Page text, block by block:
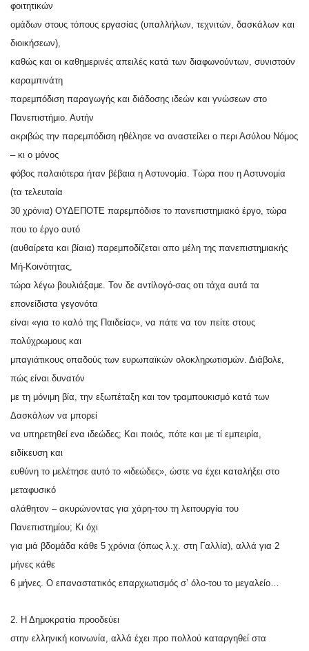
φοιτητικών
ομάδων στους τόπους εργασίας (υπαλλήλων, τεχνιτών, δασκάλων και
διοικήσεων),
καθώς και οι καθημερινές απειλές κατά των διαφωνούντων, συνιστούν
καραμπινάτη
παρεμπόδιση παραγωγής και διάδοσης ιδεών και γνώσεων στο
Πανεπιστήμιο. Αυτήν
ακριβώς την παρεμπόδιση ηθέλησε να αναστείλει ο περι Ασύλου Νόμος
– κι ο μόνος
φόβος παλαιότερα ήταν βέβαια η Αστυνομία. Τώρα που η Αστυνομία
(τα τελευταία
30 χρόνια) ΟΥΔΕΠΟΤΕ παρεμπόδισε το πανεπιστημιακό έργο, τώρα
που το έργο αυτό
(αυθαίρετα και βίαια) παρεμποδίζεται απο μέλη της πανεπιστημιακής
Μή-Κοινότητας,
τώρα λέγω βουλιάξαμε. Τον δε αντίλογό-σας οτι τάχα αυτά τα
επονείδιστα γεγονότα
είναι «για το καλό της Παιδείας», να πάτε να τον πείτε στους
πολύχρωμους και
μπαγιάτικους οπαδούς των ευρωπαϊκών ολοκληρωτισμών. Διάβολε,
πώς είναι δυνατόν
με τη μόνιμη βία, την εξωπέταξη και τον τραμπουκισμό κατά των
Δασκάλων να μπορεί
να υπηρετηθεί ενα ιδεώδες; Και ποιός, πότε και με τί εμπειρία,
ειδίκευση και
ευθύνη το μελέτησε αυτό το «ιδεώδες», ώστε να έχει καταλήξει στο
μεταφυσικό
αλάθητον – ακυρώνοντας για χάρη-του τη λειτουργία του
Πανεπιστημίου; Κι όχι
για μιά βδομάδα κάθε 5 χρόνια (όπως λ.χ. στη Γαλλία), αλλά για 2
μήνες κάθε
6 μήνες. Ο επαναστατικός επαρχιωτισμός σ’ όλο-του το μεγαλείο…
2. Η Δημοκρατία προοδεύει
στην ελληνική κοινωνία, αλλά έχει προ πολλού καταργηθεί στα